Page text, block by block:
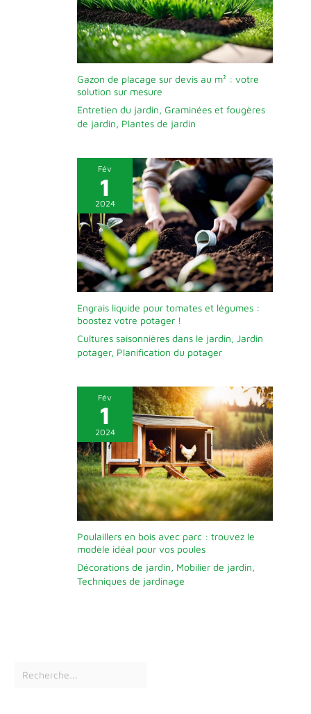
Gazon de placage sur devis au m² : votre
solution sur mesure
Entretien du jardin, Graminées et fougères
de jardin, Plantes de jardin
Fév
1
2024
Engrais liquide pour tomates et légumes :
boostez votre potager !
Cultures saisonnières dans le jardin, Jardin
potager, Planification du potager
Fév
1
2024
Poulaillers en bois avec parc : trouvez le
modèle idéal pour vos poules
Décorations de jardin, Mobilier de jardin,
Techniques de jardinage